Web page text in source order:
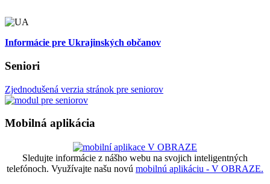
Informácie pre Ukrajinských občanov
Seniori
Zjednodušená verzia stránok pre seniorov
Mobilná aplikácia
Sledujte informácie z nášho webu na svojich inteligentných
telefónoch. Využívajte našu novú mobilnú aplikáciu - V OBRAZE.